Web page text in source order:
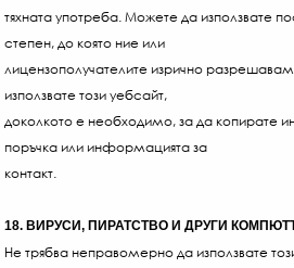
тяхната употреба. Можете да използвате
степен, до която ние или
лицензополучателите изрично
използвате този уебсайт,
доколкото е необходимо, за да копирате
поръчка или информацията за
контакт.
18. ВИРУСИ, ПИРАТСТВО И ДРУГИ
Не трябва неправомерно да използвате